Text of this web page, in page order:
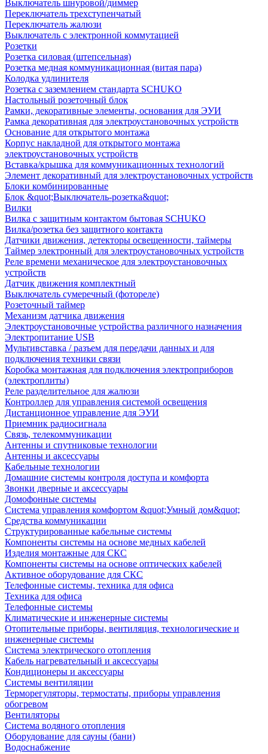
Выключатель шнуровой/диммер
Переключатель трехступенчатый
Переключатель жалюзи
Выключатель с электронной коммутацией
Розетки
Розетка силовая (штепсельная)
Розетка медная коммуникационная (витая пара)
Колодка удлинителя
Розетка с заземлением стандарта SCHUKO
Настольный розеточный блок
Рамки, декоративные элементы, основания для ЭУИ
Рамка декоративная для электроустановочных устройств
Основание для открытого монтажа
Корпус накладной для открытого монтажа
электроустановочных устройств
Вставка/крышка для коммуникационных технологий
Элемент декоративный для электроустановочных устройств
Блоки комбинированные
Блок &quot;Выключатель-розетка&quot;
Вилки
Вилка с защитным контактом бытовая SCHUKO
Вилка/розетка без защитного контакта
Датчики движения, детекторы освещенности, таймеры
Таймер электронный для электроустановочных устройств
Реле времени механическое для электроустановочных
устройств
Датчик движения комплектный
Выключатель сумеречный (фотореле)
Розеточный таймер
Механизм датчика движения
Электроустановочные устройства различного назначения
Электропитание USB
Мультивставка / разъем для передачи данных и для
подключения техники связи
Коробка монтажная для подключения электроприборов
(электроплиты)
Реле разделительное для жалюзи
Контроллер для управления системой освещения
Дистанционное управление для ЭУИ
Приемник радиосигнала
Связь, телекоммуникации
Антенны и спутниковые технологии
Антенны и аксессуары
Кабельные технологии
Домашние системы контроля доступа и комфорта
Звонки дверные и аксессуары
Домофонные системы
Система управления комфортом &quot;Умный дом&quot;
Средства коммуникации
Структурированные кабельные системы
Компоненты системы на основе медных кабелей
Изделия монтажные для СКС
Компоненты системы на основе оптических кабелей
Активное оборудование для СКС
Телефонные системы, техника для офиса
Техника для офиса
Телефонные системы
Климатические и инженерные системы
Отопительные приборы, вентиляция, технологические и
инженерные системы
Система электрического отопления
Кабель нагревательный и аксессуары
Кондиционеры и аксессуары
Системы вентиляции
Терморегуляторы, термостаты, приборы управления
обогревом
Вентиляторы
Система водяного отопления
Оборудование для сауны (бани)
Водоснабжение